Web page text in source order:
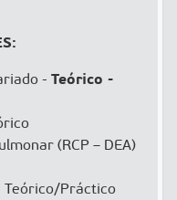
- Teórico -
(RCP – DEA)
Teórico/Práctico